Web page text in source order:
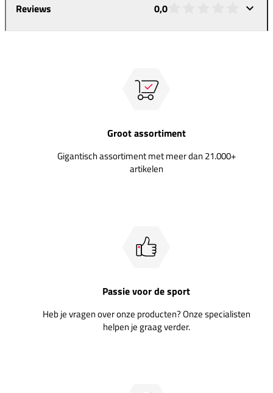
Reviews 0,0
Groot assortiment
Gigantisch assortiment met meer dan 21.000+
artikelen
Passie voor de sport
Heb je vragen over onze producten? Onze specialisten
helpen je graag verder.